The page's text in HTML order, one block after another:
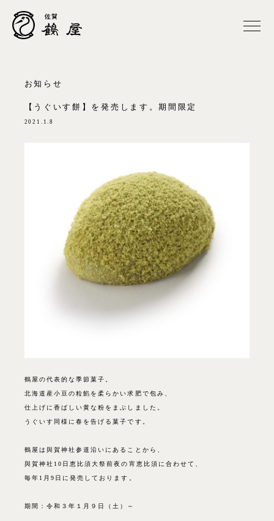
お知らせ
【うぐいす餅】を発売します。期間限定
2021.1.8
鶴屋の代表的な季節菓子。
北海道産小豆の粒餡を柔らかい求肥で包み、
仕上げに香ばしい黄な粉をまぶしました。
うぐいす同様に春を告げる菓子です。
鶴屋は與賀神社参道沿いにあることから、
與賀神社10日恵比須大祭前夜の宵恵比須に合わせて、
毎年1月9日に発売しております。
期間：令和３年１月９日（土）～